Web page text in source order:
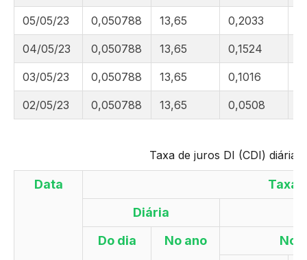
05/05/23 0,050788 13,65 0,2033
04/05/23 0,050788 13,65 0,1524
03/05/23 0,050788 13,65 0,1016
02/05/23 0,050788 13,65 0,0508
Taxa de juros DI (CDI) diária
Data
Taxa
Diária
Do dia
No ano
No